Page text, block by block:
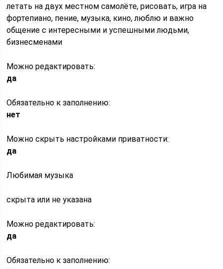
летать на двух местном самолёте, рисовать, игра на
фортепиано, пение, музыка, кино, люблю и важно
общение с интересными и успешными людьми,
бизнесменами
Можно редактировать:
да
Обязательно к заполнению:
нет
Можно скрыть настройками приватности:
да
Любимая музыка
скрыта или не указана
Можно редактировать:
да
Обязательно к заполнению: